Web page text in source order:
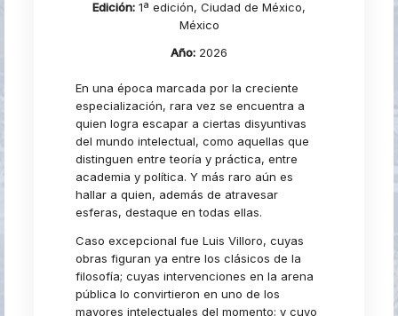
Edición: 1ª edición, Ciudad de México,
México
Año: 2026
En una época marcada por la creciente
especialización, rara vez se encuentra a
quien logra escapar a ciertas disyuntivas
del mundo intelectual, como aquellas que
distinguen entre teoría y práctica, entre
academia y política. Y más raro aún es
hallar a quien, además de atravesar
esferas, destaque en todas ellas.
Caso excepcional fue Luis Villoro, cuyas
obras figuran ya entre los clásicos de la
filosofía; cuyas intervenciones en la arena
pública lo convirtieron en uno de los
mayores intelectuales del momento; y cuyo